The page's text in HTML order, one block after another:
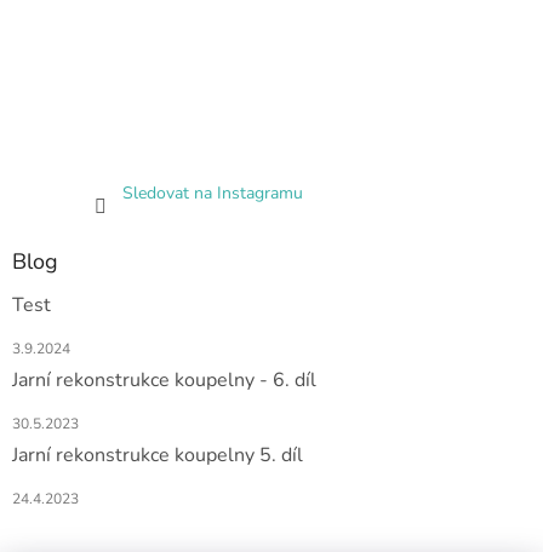
Sledovat na Instagramu
Blog
Test
3.9.2024
Jarní rekonstrukce koupelny - 6. díl
30.5.2023
Jarní rekonstrukce koupelny 5. díl
24.4.2023